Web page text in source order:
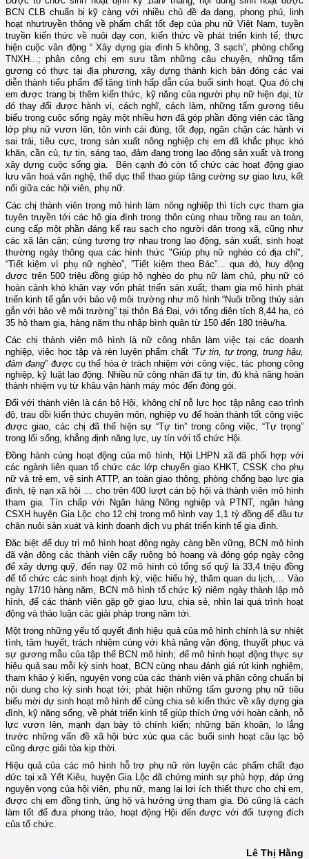
BCN CLB chuẩn bị kỹ càngvới nhiều chủ đề đa dạng, phong phú ,linh
hoạt nhưtruyền thông về phẩm chất tốt đẹp của phụ nữ Việt Nam, tuyền
truyền kiến thức về nuôi dạy con, kiến thức về phát triển kinh tế; thực
hiện cuộc vân động “ Xây dựng gia đình 5 không, 3 sạch”, phòng chống
TNXH...; phân công chị em sưu tầm những câu chuyện, những tấm
gương có thực tại địa phương, xây dựng thành kịch bản đóng các vai
diễn thành tiểu phẩm để tăng tính hấp dẫn của buổi sinh hoạt. Qua đó chị
em được trang bị thêm kiến thức, kỹ năng của người phụ nữ hiện đại, từ
đó thay đổi được hành vi, cách nghĩ, cách làm, những tấm gương tiêu
biểu trong cuộc sống ngày một nhiều hơn đã góp phần động viên các tầng
lớp phụ nữ vươn lên, tôn vinh cái đúng, tốt đẹp, ngăn chặn các hành vi
sai trái, tiêu cực, trong sản xuất nông nghiệp chị em đã khắc phục khó
khăn, cần cù, tự tin, sáng tạo, đảm đang trong lao động sản xuất và trong
xây dựng cuộc sống gia.
Bên cạnh đó còn tổ chức các hoạt động giao
lưu văn hoá văn nghệ, thể dục thể thaogiúp tăng cường sự giao lưu, kết
nối giữa các hội viên, phụ nữ.
Các chị thành viên trong mô hình làm nông nghiệp thì tích cực tham gia
tuyên truyền tới các hộ gia đình trong thôncùng nhautrồng rau an toàn,
cung cấp một phần đáng kể rau sạch cho người dân trong xã, cũng như
các xã lân cận; cùng tương trợ nhau trong lao động, sản xuất, sinh hoạt
thường ngày thông qua các hình thức "Giúp phụ nữ nghèo có địa chỉ",
“Tiết kiệm vì phụ nữ nghèo”, ”Tiết kiệm theo Bác”... qua đó, huy động
được trên 500 triệu đồng giúp hộ nghèo do phụ nữ làm chủ, phụ nữ có
hoàn cảnh khó khăn vay vốn phát triển sản xuất; tham gia mô hình phát
triểnkinh tế gắn với bảo vệ môi trường như mô hình “Nuôi trồng thủy sản
gắn với bảo vệ môi trường” tại thôn Bá Đại, với tổng diện tích 8,44 ha, có
35 hộ tham gia, hàng năm thu nhập bình quân từ 150 đến 180 triệu/ha.
Các chị thành viên mô hình là nữ công nhân làm việc tại các doanh
nghiệp việc học tập và rèn luyện phẩm chất “Tự tin, tự trọng, trung hậu,
đảm đang” được cụ thể hóa ở trách nhiệm với công việc, tác phong công
nghiệp, kỷ luật lao động. Nhiều nữ công nhân đã tự tin, đủ khả năng hoàn
thành nhiệm vụ từ khâu vận hành máy móc đến đóng gói.
Đối với thành viên là cán bộ Hội, không chỉ nỗ lực học tập nâng cao trình
độ, trau dồi kiến thức chuyên môn, nghiệp vụ để hoàn thành tốt công việc
được giao, các chị đã thể hiện sự “Tự tin” trong công việc, “Tự trọng”
trong lối sống, khẳng định năng lực, uy tín với tổ chức Hội.
Đồng hành cùng hoạt động của mô hình, Hội LHPN xã đã phối hợp với
các ngành liên quan tổ chức các lớp chuyển giao KHKT, CSSK cho phụ
nữ và trẻ em, vệ sinh ATTP, an toàn giao thông, phòng chống bạo lực gia
đình, tệ nạn xã hội … cho trên 400 lượt cán bộ hội và thành viên mô hình
tham gia. Tín chấp với Ngân hàng Nông nghiệp và PTNT, ngân hàng
CSXH huyện Gia Lộc cho 12 chị trong mô hình vay 1,1 tỷ đồng để đầu tư
chăn nuôi sản xuát và kinh doanh dịch vụ phát triển kinh tế gia đình.
Đặc biệt để duy trì mô hình hoạt động ngày càng bền vững, BCN mô hình
đã vận động các thành viên cấy ruộng bỏ hoang và đóng góp ngày công
để xây dựng quỹ, đến nay 02 mô hình có tổng số quỹ là 33,4 triệu đồng
để tổ chức các sinh hoạt định kỳ, việc hiếu hỷ, thăm quan du lịch,… Vào
ngày 17/10 hàng năm , BCN mô hình tổ chức kỷ niệm ngày thành lập mô
hình , đểcác thành viêngặp gỡ giao lưu, chia sẻ, nhìn lại quá trình hoạt
động và thảo luận các giải pháp trong năm tới.
Một trong những yếu tố quyết định hiệu quả của mô hình chính là sự nhiệt
tình, tâm huyết, trách nhiệm cùng với khả năng vận động, thuyết phục và
sự gương mẫu của tập thể BCN mô hình; để mô hình hoạt động thực sự
hiệu quả sau mỗi kỳ sinh hoạt, BCNcùng nhau đánh giá rút kinh nghiệm,
tham khảo ý kiến, nguyện vọng của các thành viên và phân công chuẩn bị
nội dung cho kỳ sinh hoạt tới; phát hiện những tấm gương phụ nữ tiêu
biểu mời dự sinh hoạt mô hình để cùng chia sẻ kiến thức về xây dựng gia
đình, kỹ năng sống, về phát triển kinh tế giúp thích ứng với hoàn cảnh, nỗ
lực vươn lên, mạnh dạn bày tỏ chính kiến; những băn khoăn, lo lắng
trước những vấn đề xã hội bức xúc qua các buổi sinh hoạt câu lạc bộ
cũng được giải tỏa kịp thời.
Hiệu quả của các mô hình hỗ trợ phụ nữ rèn luyện các phẩm chất đạo
đức tạixã Yết Kiêu huyện Gia Lộc đã chứng minh sự phù hợp, đáp ứng
nguyện vọng của hội viên, phụ nữ, mang lại lợi ích thiết thực cho chị em,
được chị em đồng tình, ủng hộ và hưởng ứng tham gia. Đó cũng là cách
làm tốt để đưa phong trào, hoạt động Hội đến được với đối tượng đích
của tổ chức.
Lê Thị Hằng